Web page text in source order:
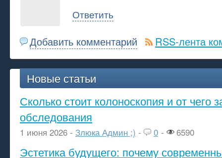
Ответить
Добавить комментарий RSS-лента
Новые статьи
Сколько стоит колоноскопия и от чего
обследования
1 июня 2026 - Злюка Админ ;) - 0 - 6590
Эстетика будущего: почему